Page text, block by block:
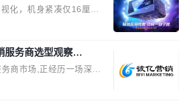
过不少 AI 浏览器插件。
中一段文字，弹出解
，它们本质上都是同一类
文的聊天框。 它们能读取
本丢给大模型，再返回一
当然有用，但总觉得差点
本地AI算力打造旗
化，机身紧凑仅16厘米
亮相后，技嘉科技近日正
与本地AI算力平台打
，提供1600W额定功率
支持ATX 3.1与PCIe 5.1
件、完善供电线材与内置
服务商选型观察：
产思维的范式转移
商市场,正经历一场深刻
品牌代理机构市场从2025